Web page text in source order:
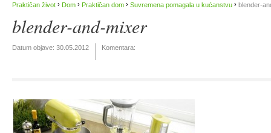
Praktičan život › Dom › Praktičan dom › Suvremena pomagala u kućanstvu › blender-
blender-and-mixer
Datum objave: 30.05.2012 Komentara: